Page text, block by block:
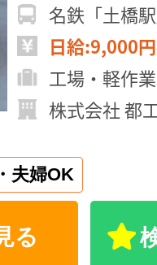
名鉄「土橋
日給:9,000
工場・軽作業
株式会社 都
夫婦OK
る